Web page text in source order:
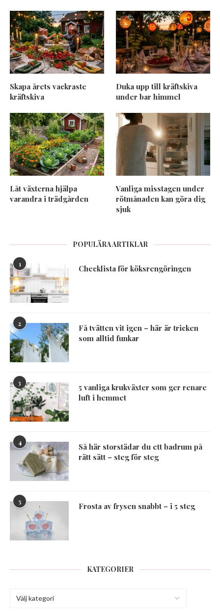
Skapa årets vackraste
kräftskiva
Duka upp till kräftskiva
under bar himmel
Låt växterna hjälpa
varandra i trädgården
Vanliga misstagen under
rötmånaden kan göra dig
sjuk
POPULÄRA ARTIKLAR
1 Checklista för köksrengöringen
2
Få tvätten vit igen – här är tricken
som alltid funkar
3
5 vanliga krukväxter som ger renare
luft i hemmet
4
Så här storstädar du ett badrum på
rätt sätt – steg för steg
5 Frosta av frysen snabbt – i 5 steg
KATEGORIER